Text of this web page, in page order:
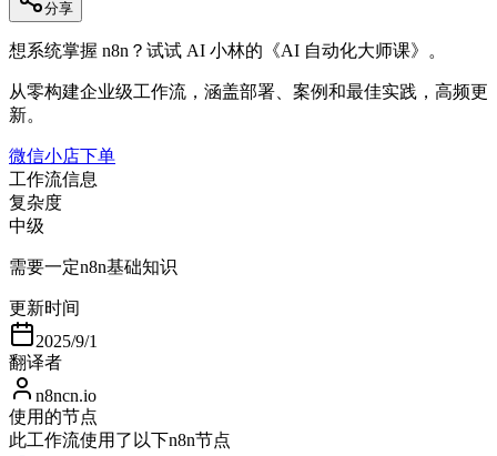
分享
想系统掌握 n8n？试试 AI 小林的《AI 自动化大师课》。
从零构建企业级工作流，涵盖部署、案例和最佳实践，高频更
新。
微信小店下单
工作流信息
复杂度
中级
需要一定n8n基础知识
更新时间
2025/9/1
翻译者
n8ncn.io
使用的节点
此工作流使用了以下n8n节点